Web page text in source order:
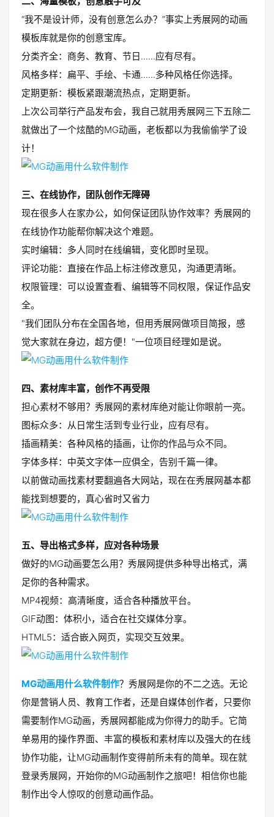
“我不是设计师，没有创意怎么办？”事实上秀展网的动画
模板库就是你的创意宝库。
分类齐全：商务、教育、节日......应有尽有。
风格多样：扁平、手绘、卡通......多种风格任你选择。
定期更新：模板紧跟潮流热点，定期更新。
上次公司举行产品发布会，我自己就用秀展网三下五除二
就做出了一个炫酷的MG动画，老板都以为我偷偷学了设
计！
三、在线协作，团队创作无障碍
现在很多人在家办公，如何保证团队协作效率？秀展网的
在线协作功能帮你解决这个难题。
实时编辑：多人同时在线编辑，变化即时呈现。
评论功能：直接在作品上标注修改意见，沟通更清晰。
权限管理：可以设置查看、编辑等不同权限，保证作品安
全。
"我们团队分布在全国各地，但用秀展网做项目简报，感
觉大家就在身边，超方便！"一位项目经理如是说。
四、素材库丰富，创作不再受限
担心素材不够用？秀展网的素材库绝对能让你眼前一亮。
图标众多：从日常生活到专业行业，应有尽有。
插画精美：各种风格的插画，让你的作品与众不同。
字体多样：中英文字体一应俱全，告别千篇一律。
以前做动画找素材要翻遍各大网站，现在在秀展网基本都
能找到想要的，真心省时又省力
五、导出格式多样，应对各种场景
做好的MG动画要怎么用？秀展网提供多种导出格式，满
足你的各种需求。
MP4视频：高清晰度，适合各种播放平台。
GIF动图：体积小，适合在社交媒体分享。
HTML5：适合嵌入网页，实现交互效果。
MG动画用什么软件制作？秀展网是你的不二之选。无论
你是营销人员、教育工作者，还是自媒体创作者，只要你
需要制作MG动画，秀展网都能成为你得力的助手。它简
单易用的操作界面、丰富的模板和素材库以及强大的在线
协作功能，让MG动画制作变得前所未有的简单。现在就
登录秀展网，开始你的MG动画制作之旅吧！相信你也能
制作出令人惊叹的创意动画作品。